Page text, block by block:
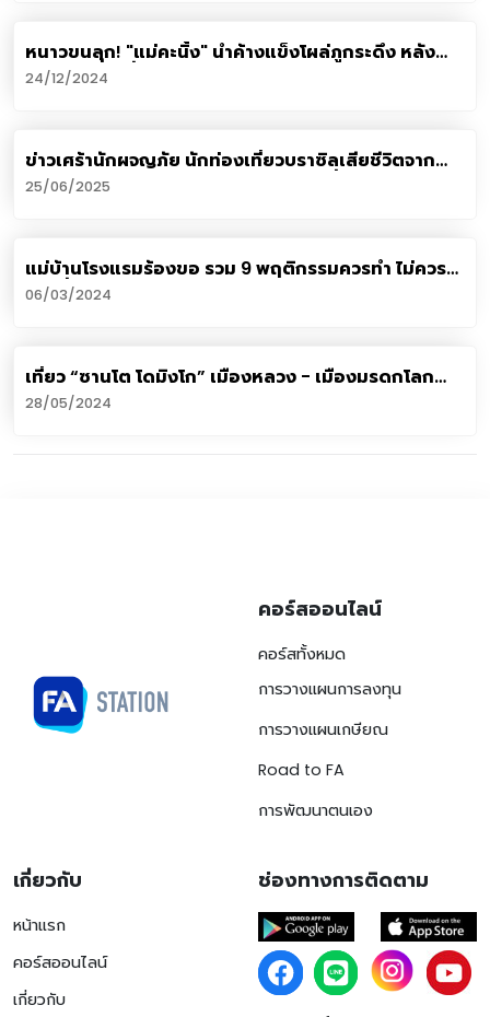
หนาว​ขนลุก! "แม่คะนิ้ง" น้ำค้างแข็งโผล่ภูกระดึง หลัง
เปิดฤดูท่องเที่ยว
24/12/2024
ข่าวเศร้านักผจญภัย นักท่องเที่ยวบราซิลเสียชีวิตจาก
เหตุพลัดตกภูเขาไฟรินจานี แหล่งท่องเที่ยวดังของ
อินโดนีเซีย
25/06/2025
แม่บ้านโรงแรมร้องขอ รวม 9 พฤติกรรมควรทำ ไม่ควร
ทำ เมื่อเข้าพักในโรงแรม
06/03/2024
เที่ยว “ซานโต โดมิงโก” เมืองหลวง - เมืองมรดกโลก
แห่งโดมินิกัน
28/05/2024
คอร์สออนไลน์
คอร์สทั้งหมด
การวางแผนการลงทุน
การวางแผนเกษียณ
Road to FA
การพัฒนาตนเอง
เกี่ยวกับ
หน้าแรก
คอร์สออนไลน์
เกี่ยวกับ
ช่องทางการติดตาม